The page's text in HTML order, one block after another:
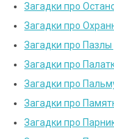
Загадки про
Загадки про
Загадки про Пазлы
Загадки про
Загадки про
Загадки про
Загадки про